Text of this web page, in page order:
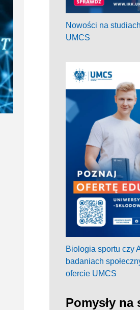
Nowości na
UMCS
Biologia sportu czy
badaniach
ofercie UMCS
Pomysły na